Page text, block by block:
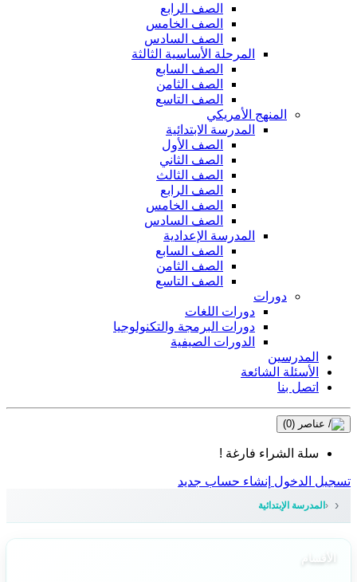
الصف الرابع
الصف الخامس
الصف السادس
المرحلة الأساسية الثالثة
الصف السابع
الصف الثامن
الصف التاسع
المنهج الأمريكي
المدرسة الابتدائية
الصف الأول
الصف الثاني
الصف الثالث
الصف الرابع
الصف الخامس
الصف السادس
المدرسة الإعدادية
الصف السابع
الصف الثامن
الصف التاسع
دورات
دورات اللغات
دورات البرمجة والتكنولوجيا
الدورات الصيفية
المدرسين
الأسئلة الشائعة
اتصل بنا
عناصر (0)
سلة الشراء فارغة !
تسجيل الدخول إنشاء حساب جديد
المدرسة الإبتدائية
الأقسام